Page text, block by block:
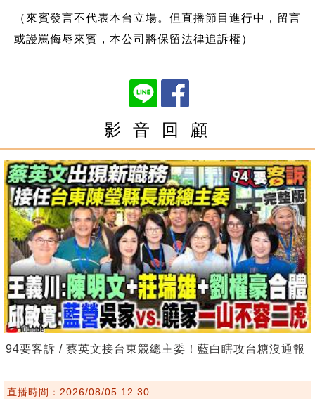
（來賓發言不代表本台立場。但直播節目進行中，留言
或謾罵侮辱來賓，本公司將保留法律追訴權）
影 音 回 顧
94要客訴 / 蔡英文接台東競總主委！藍白瞎攻台糖沒通報
直播時間：2026/08/05 12:30